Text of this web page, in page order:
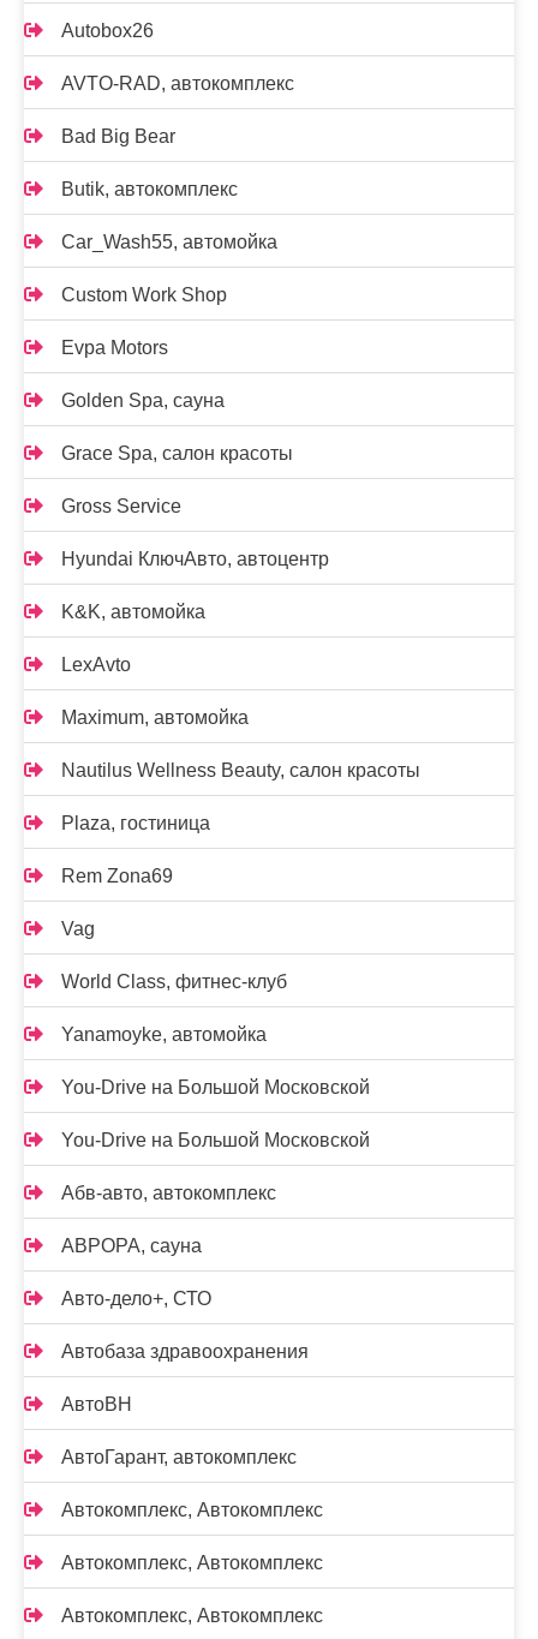
Autobox26
AVTO-RAD, автокомплекс
Bad Big Bear
Butik, автокомплекс
Car_Wash55, автомойка
Custom Work Shop
Evpa Motors
Golden Spa, сауна
Grace Spa, салон красоты
Gross Service
Hyundai КлючАвто, автоцентр
K&K, автомойка
LexAvto
Maximum, автомойка
Nautilus Wellness Beauty, салон красоты
Plaza, гостиница
Rem Zona69
Vag
World Class, фитнес-клуб
Yanamoyke, автомойка
You-Drive на Большой Московской
You-Drive на Большой Московской
Абв-авто, автокомплекс
АВРОРА, сауна
Авто-дело+, СТО
Автобаза здравоохранения
АвтоВН
АвтоГарант, автокомплекс
Автокомплекс, Автокомплекс
Автокомплекс, Автокомплекс
Автокомплекс, Автокомплекс